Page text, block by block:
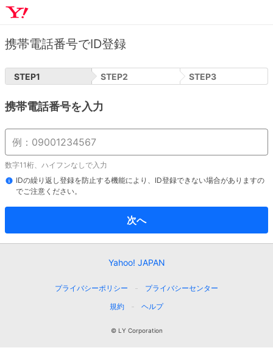
携帯電話番号でID登録
STEP1 STEP2 STEP3
携帯電話番号を入力
数字11桁、ハイフンなしで入力
IDの繰り返し登録を防止する機能により、ID登録できない場合がありますの
でご注意ください。
次へ
Yahoo! JAPAN
プライバシーポリシー
プライバシーセンター
規約
ヘルプ
© LY Corporation